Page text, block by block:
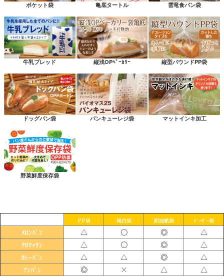
ポケット袋 亀底タートル 雲竜食パン袋
牛乳ブレッド 縦浅OPﾍﾞｰｶﾘｰ 縦型パウンドPP袋
ドッグパン袋 パンキューレジ袋 マットインキ加工
野菜鮮度保存袋
PP袋 純白袋 耐油紙袋 ﾊﾞｰｶﾞｰ袋
ﾒﾛﾝﾊﾟﾝ △ 〇 ◎ △
ｸﾛﾜｯｻﾝ △ 〇 ◎ △
ｶﾚｰﾊﾟﾝ △ △ ◎ △
ｱﾝﾊﾟﾝ ◎ × △ △